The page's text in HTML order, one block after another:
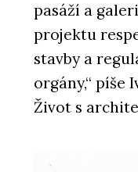
pasáží a
projektu
stavby a
orgány,“ píše
Život s